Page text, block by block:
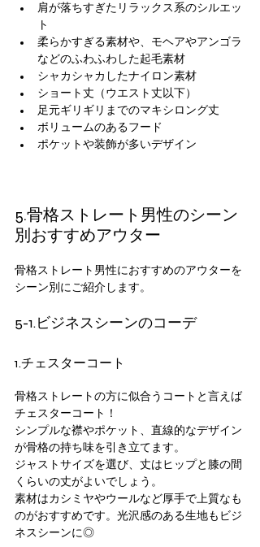
肩が落ちすぎたリラックス系のシルエッ
ト
柔らかすぎる素材や、モヘアやアンゴラ
などのふわふわした起毛素材
シャカシャカしたナイロン素材
ショート丈（ウエスト丈以下）
足元ギリギリまでのマキシロング丈
ボリュームのあるフード
ポケットや装飾が多いデザイン
5.骨格ストレート男性のシーン
別おすすめアウター
骨格ストレート男性におすすめのアウターを
シーン別にご紹介します。
5-1.ビジネスシーンのコーデ
1.チェスターコート
骨格ストレートの方に似合うコートと言えば
チェスターコート！
シンプルな襟やポケット、直線的なデザイン
が骨格の持ち味を引き立てます。
ジャストサイズを選び、丈はヒップと膝の間
くらいの丈がよいでしょう。
素材はカシミヤやウールなど厚手で上質なも
のがおすすめです。光沢感のある生地もビジ
ネスシーンに◎